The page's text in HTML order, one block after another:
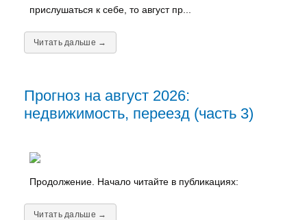
прислушаться к себе, то август пр...
Читать дальше →
Прогноз на август 2026:
недвижимость, переезд (часть 3)
Продолжение. Начало читайте в публикациях:
Читать дальше →